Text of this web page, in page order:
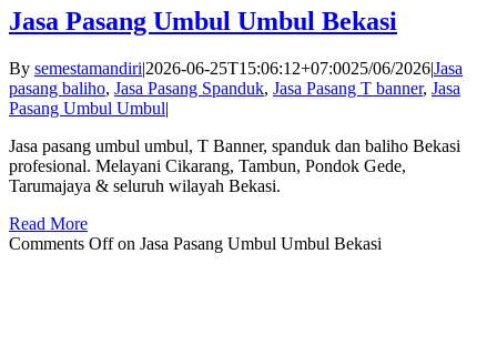
Jasa Pasang Umbul Umbul Bekasi
By semestamandiri|2026-06-25T15:06:12+07:0025/06/2026|Jasa
pasang baliho, Jasa Pasang Spanduk, Jasa Pasang T banner, Jasa
Pasang Umbul Umbul|
Jasa pasang umbul umbul, T Banner, spanduk dan baliho Bekasi
profesional. Melayani Cikarang, Tambun, Pondok Gede,
Tarumajaya & seluruh wilayah Bekasi.
Read More
Comments Offon Jasa Pasang Umbul Umbul Bekasi